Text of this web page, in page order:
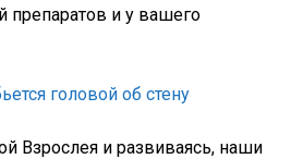
препаратов и у вашего
головой об стену
Взрослея и развиваясь, наши